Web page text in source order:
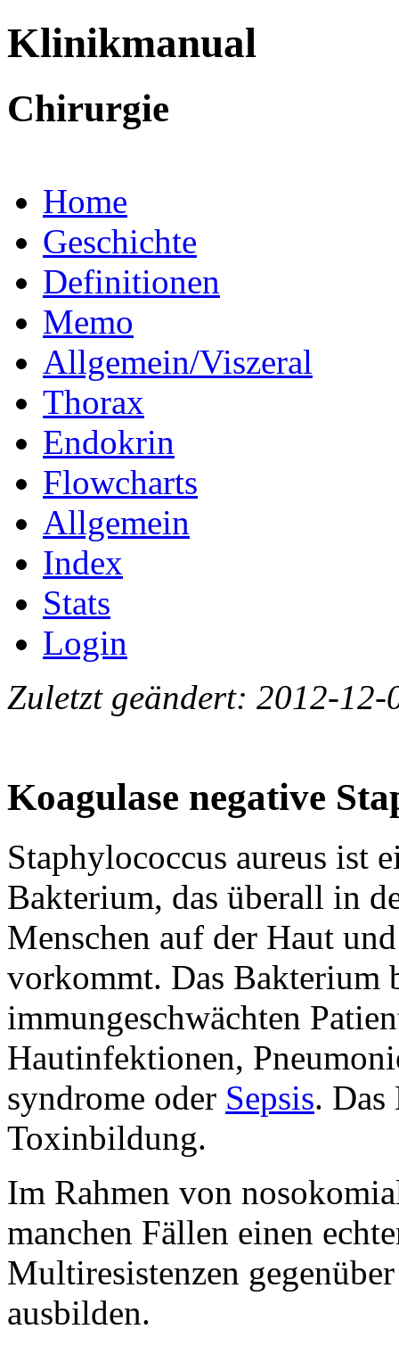
Klinikmanual
Chirurgie
Home
Geschichte
Definitionen
Memo
Allgemein/Viszeral
Thorax
Endokrin
Flowcharts
Allgemein
Index
Stats
Login
Zuletzt geändert: 2012-12-
Koagulase negative
Staphylococcus aureus ist
Bakterium, das überall in
Menschen auf der Haut
vorkommt. Das Bakterium
immungeschwächten
Hautinfektionen,
syndrome oder Sepsis.
Toxinbildung.
Im Rahmen von
manchen Fällen einen
Multiresistenzen
ausbilden.